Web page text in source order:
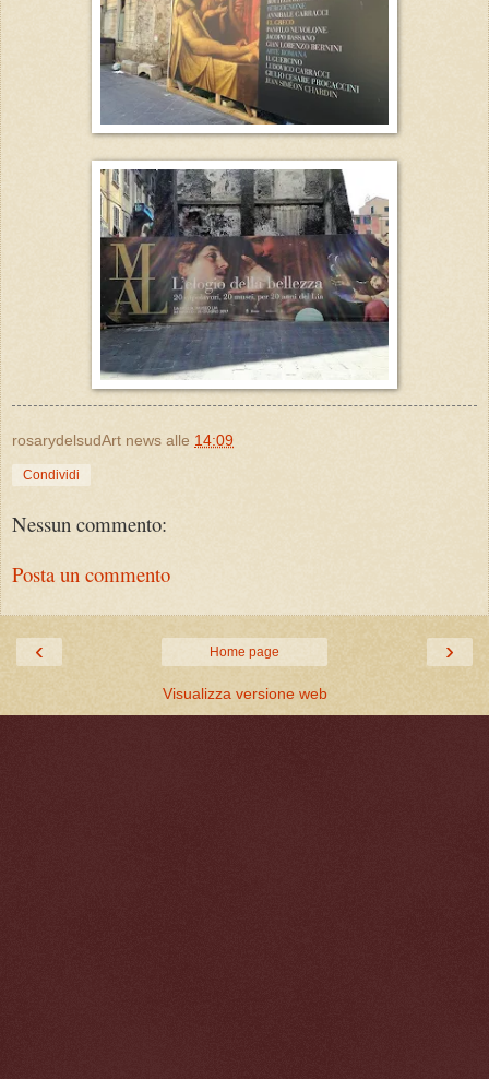
rosarydelsudArt news alle 14:09
Condividi
Nessun commento:
Posta un commento
‹ ›
Home page
Visualizza versione web